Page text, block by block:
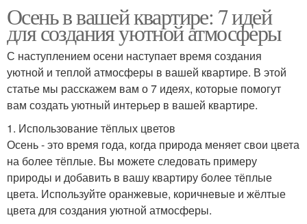
Осень в вашей квартире: 7 идей
для создания уютной атмосферы
С наступлением осени наступает время создания
уютной и теплой атмосферы в вашей квартире. В этой
статье мы расскажем вам о 7 идеях, которые помогут
вам создать уютный интерьер в вашей квартире.
1. Использование тёплых цветов
Осень - это время года, когда природа меняет свои цвета
на более тёплые. Вы можете следовать примеру
природы и добавить в вашу квартиру более тёплые
цвета. Используйте оранжевые, коричневые и жёлтые
цвета для создания уютной атмосферы.